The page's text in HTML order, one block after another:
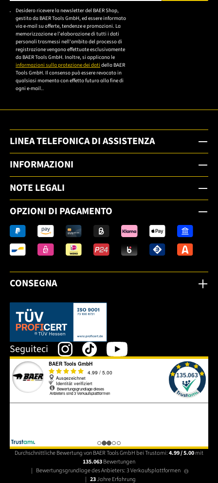
Bitte geben Sie eine gültige E-Mail-Adresse ein.
Desidero ricevere la newsletter del BAER Shop,
gestito da BAER Tools GmbH, ed essere informato
via e-mail su offerte, tendenze e promozioni. La
memorizzazione e l'elaborazione di tutti i dati
personali trasmessi nell'ambito del processo di
registrazione vengono effettuate esclusivamente
da BAER Tools GmbH. Inoltre, si applicano le
informazioni sulla protezione dei dati della BAER
Tools GmbH. Il consenso può essere revocato in
qualsiasi momento con effetto futuro alla fine di
ogni e-mail..
LINEA TELEFONICA DI ASSISTENZA
INFORMAZIONI
NOTE LEGALI
OPZIONI DI PAGAMENTO
CONSEGNA
Dieser Link öffnet sich in einem neuen Tab.
Seguiteci
Durchschnittliche Bewertung von BAER Tools GmbH bei Trustami:4.99 / 5.00mit
135.063Bewertungen
| Bewertungsgrundlage des Anbieters: 3 Verkaufsplattformen
| 23Jahre Erfahrung